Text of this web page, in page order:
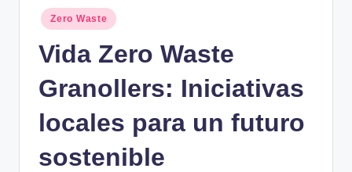
Posted
in
Zero Waste
Vida Zero Waste
Granollers: Iniciativas
locales para un futuro
sostenible